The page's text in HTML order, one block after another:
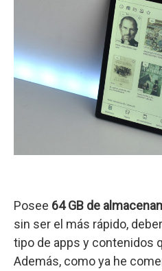
Posee 64 GB de
sin ser el más rápido,
tipo de apps y contenidos
Además, como ya he